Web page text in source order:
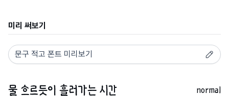
미리 써보기
normal